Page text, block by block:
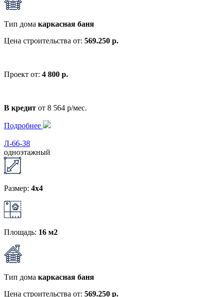
Тип дома каркасная баня
Цена строительства от: 569.250 р.
Проект от: 4 800 р.
В кредит от 8 564 р/мес.
Подробнее
Л-66-38
одноэтажный
Размер: 4x4
Площадь: 16 м2
Тип дома каркасная баня
Цена строительства от: 569.250 р.